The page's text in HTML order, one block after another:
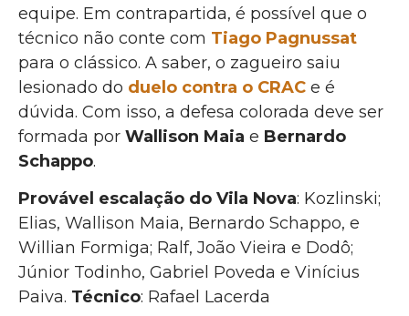
equipe. Em contrapartida, é possível que o
técnico não conte com Tiago Pagnussat
para o clássico. A saber, o zagueiro saiu
lesionado do duelo contra o CRAC e é
dúvida. Com isso, a defesa colorada deve ser
formada por Wallison Maia e Bernardo
Schappo.
Provável escalação do Vila Nova: Kozlinski;
Elias, Wallison Maia, Bernardo Schappo, e
Willian Formiga; Ralf, João Vieira e Dodô;
Júnior Todinho, Gabriel Poveda e Vinícius
Paiva. Técnico: Rafael Lacerda